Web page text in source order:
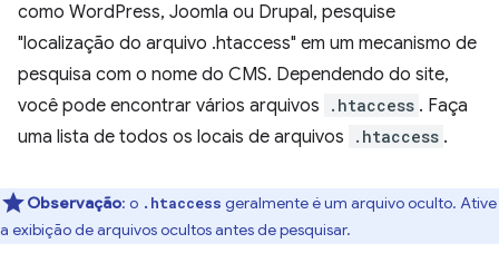
como WordPress, Joomla ou Drupal, pesquise
"localização do arquivo .htaccess" em um mecanismo de
pesquisa com o nome do CMS. Dependendo do site,
você pode encontrar vários arquivos
.htaccess . Faça
uma lista de todos os locais de arquivos
.htaccess .
Observação: o .htaccess geralmente é um arquivo oculto. Ative
a exibição de arquivos ocultos antes de pesquisar.